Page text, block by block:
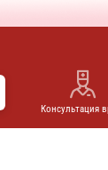
Консультация